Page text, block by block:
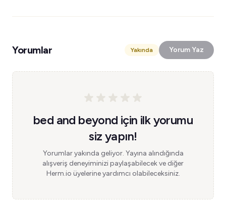
Yorumlar Yakında Yorum Yaz
bed and beyond için ilk yorumu
siz yapın!
Yorumlar yakında geliyor. Yayına alındığında
alışveriş deneyiminizi paylaşabilecek ve diğer
Herm.io üyelerine yardımcı olabileceksiniz.